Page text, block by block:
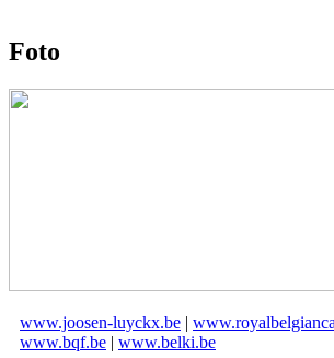
Foto
www.joosen-luyckx.be |
www.bqf.be | www.belki.be